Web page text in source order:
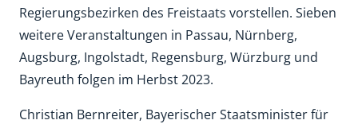
Regierungsbezirken des Freistaats vorstellen. Sieben
weitere Veranstaltungen in Passau, Nürnberg,
Augsburg, Ingolstadt, Regensburg, Würzburg und
Bayreuth folgen im Herbst 2023.
Christian Bernreiter, Bayerischer Staatsminister für